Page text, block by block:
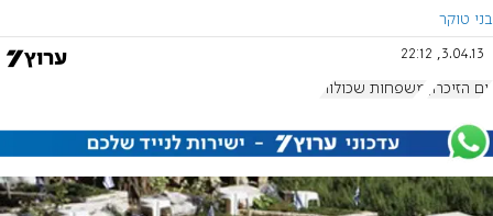
בני טוקר
3.04.13, 22:12
יום הזיכרון משפחות שכולות